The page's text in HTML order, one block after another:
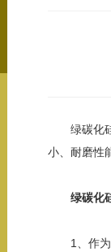
绿碳化硅
小、耐磨性
绿碳化硅
1、作为磨